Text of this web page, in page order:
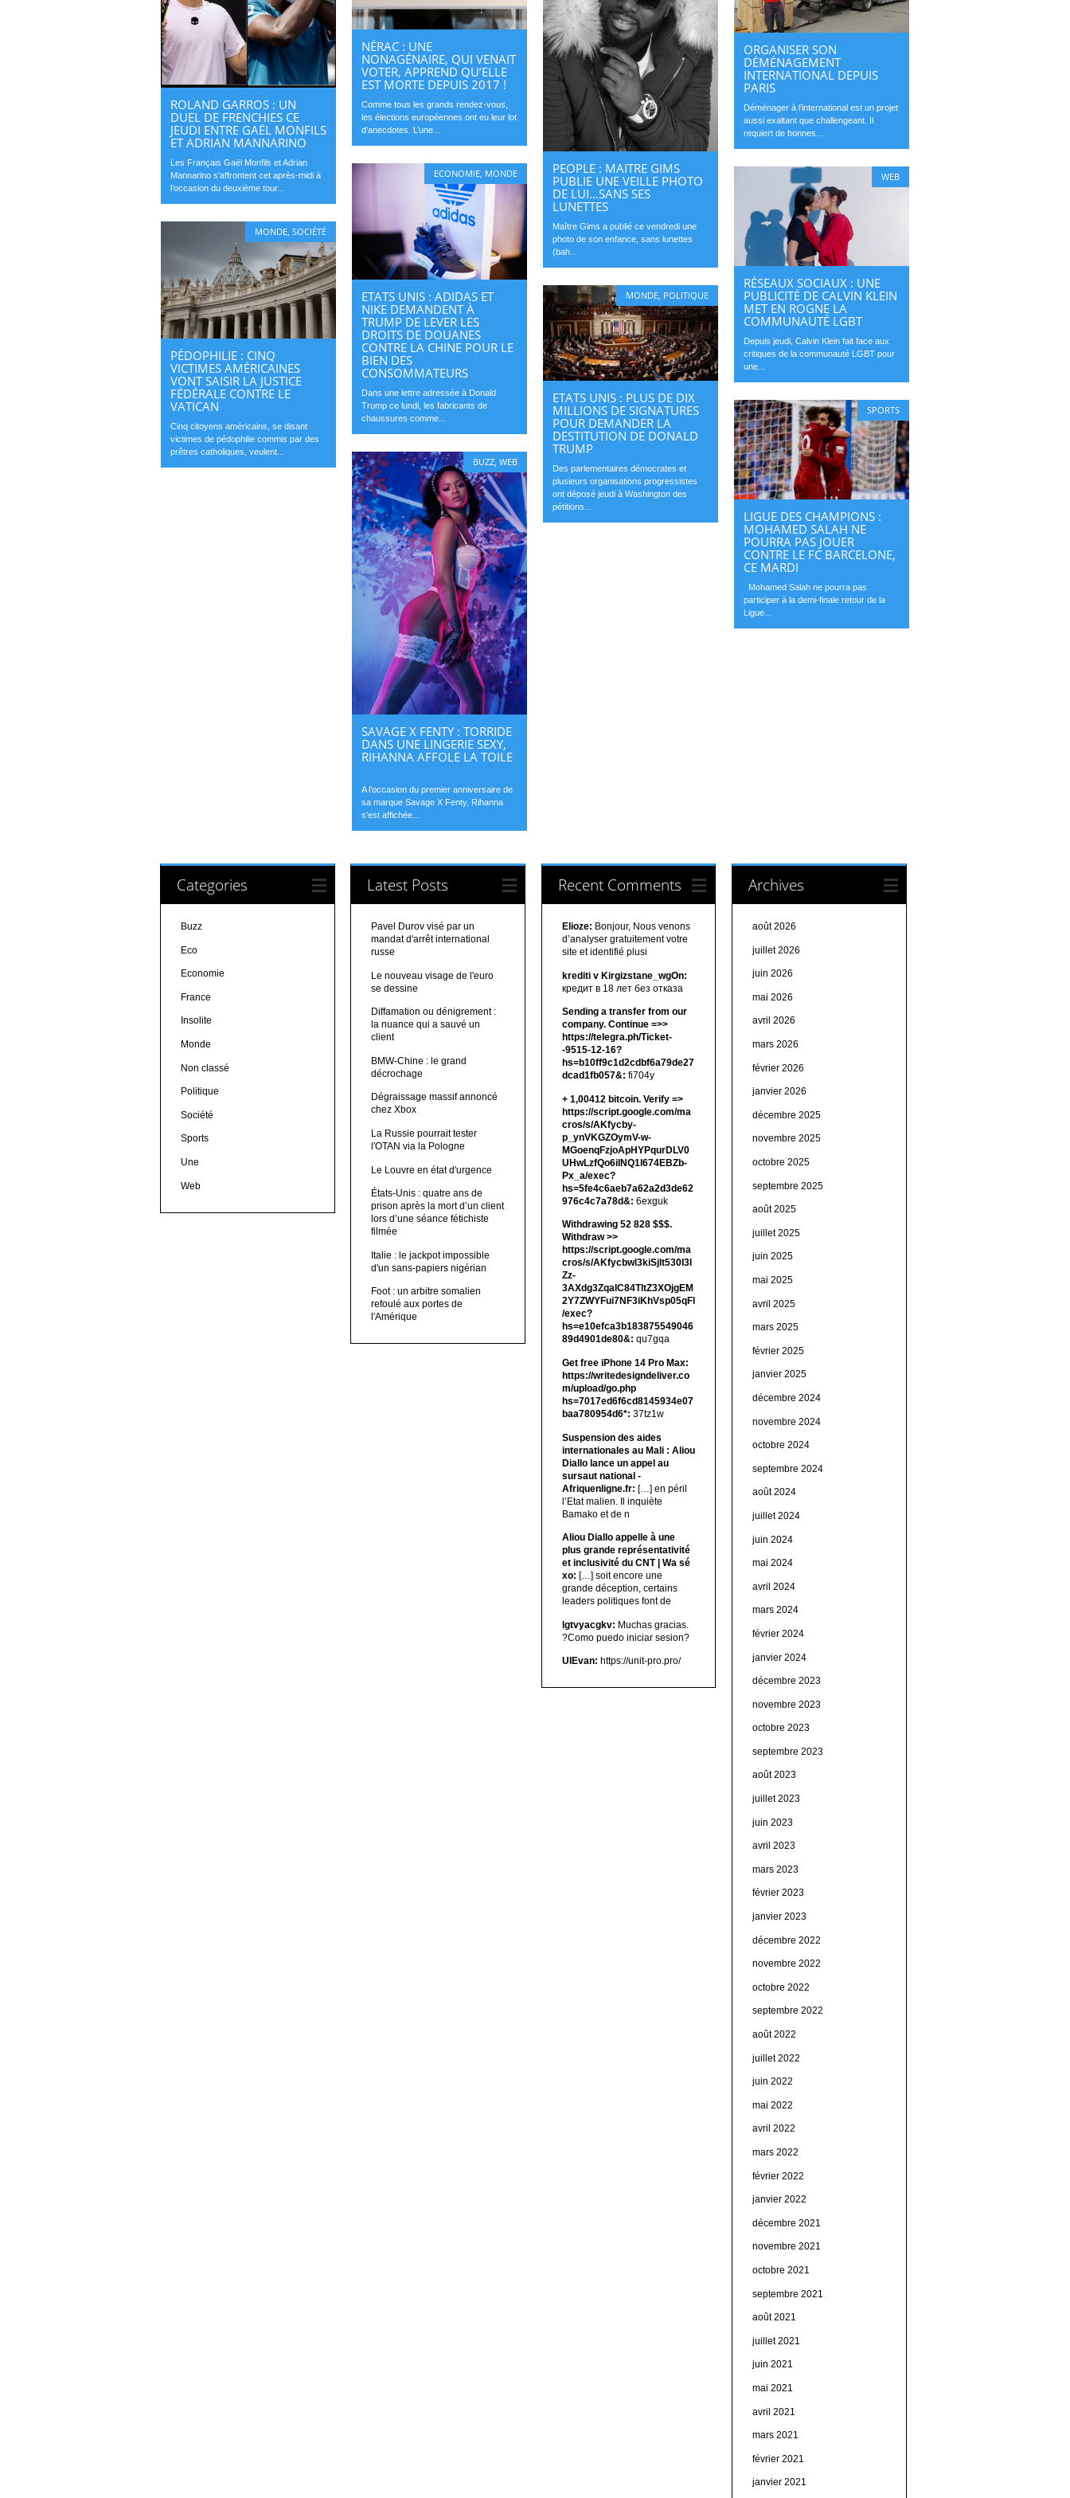
ROLAND GARROS : UN
DUEL DE FRENCHIES CE
JEUDI ENTRE GAËL MONFILS
ET ADRIAN MANNARINO
Les Français Gaël Monfils et Adrian
Mannarino s’affrontent cet après-midi à
l’occasion du deuxième tour...
NÉRAC : UNE
NONAGÉNAIRE, QUI VENAIT
VOTER, APPREND QU’ELLE
EST MORTE DEPUIS 2017 !
Comme tous les grands rendez-vous,
les élections européennes ont eu leur lot
d’anecdotes. L’une...
PEOPLE : MAITRE GIMS
PUBLIE UNE VEILLE PHOTO
DE LUI…SANS SES
LUNETTES
Maître Gims a publié ce vendredi une
photo de son enfance, sans lunettes
(bah...
ORGANISER SON
DÉMÉNAGEMENT
INTERNATIONAL DEPUIS
PARIS
Déménager à l’international est un projet
aussi exaltant que challengeant. Il
requiert de bonnes...
ECONOMIE MONDE
ETATS UNIS : ADIDAS ET
NIKE DEMANDENT À
TRUMP DE LEVER LES
DROITS DE DOUANES
CONTRE LA CHINE POUR LE
BIEN DES
CONSOMMATEURS
Dans une lettre adressée à Donald
Trump ce lundi, les fabricants de
chaussures comme...
WEB
RÉSEAUX SOCIAUX : UNE
PUBLICITÉ DE CALVIN KLEIN
MET EN ROGNE LA
COMMUNAUTÉ LGBT
Depuis jeudi, Calvin Klein fait face aux
critiques de la communauté LGBT pour
une...
MONDE,SOCIÉTÉ
PÉDOPHILIE : CINQ
VICTIMES AMÉRICAINES
VONT SAISIR LA JUSTICE
FÉDÉRALE CONTRE LE
VATICAN
Cinq citoyens américains, se disant
victimes de pédophilie commis par des
prêtres catholiques, veulent...
MONDE, POLITIQUE
ETATS UNIS : PLUS DE DIX
MILLIONS DE SIGNATURES
POUR DEMANDER LA
DESTITUTION DE DONALD
TRUMP
Des parlementaires démocrates et
plusieurs organisations progressistes
ont déposé jeudi à Washington des
pétitions...
SPORTS
LIGUE DES CHAMPIONS :
MOHAMED SALAH NE
POURRA PAS JOUER
CONTRE LE FC BARCELONE,
CE MARDI
Mohamed Salah ne pourra pas
participer à la demi-finale retour de la
Ligue...
BUZZ,WEB
SAVAGE X FENTY : TORRIDE
DANS UNE LINGERIE SEXY,
RIHANNA AFFOLE LA TOILE
A l’occasion du premier anniversaire de
sa marque Savage X Fenty, Rihanna
s’est affichée...
Categories
Buzz
Eco
Economie
France
Insolite
Monde
Non classé
Politique
Société
Sports
Une
Web
Latest Posts
Pavel Durov visé par un
mandat d'arrêt international
russe
Le nouveau visage de l'euro
se dessine
Diffamation ou dénigrement :
la nuance qui a sauvé un
client
BMW-Chine : le grand
décrochage
Dégraissage massif annoncé
chez Xbox
La Russie pourrait tester
l'OTAN via la Pologne
Le Louvre en état d'urgence
États-Unis : quatre ans de
prison après la mort d’un client
lors d’une séance fétichiste
filmée
Italie : le jackpot impossible
d'un sans-papiers nigérian
Foot : un arbitre somalien
refoulé aux portes de
l'Amérique
Recent Comments
Elioze: Bonjour, Nous venons
d’analyser gratuitement votre
site et identifié plusi
krediti v Kirgizstane_wgOn:
кредит в 18 лет без отказа
Sending a transfer from our
company. Continue =>>
https://telegra.ph/Ticket-
-9515-12-16?
hs=b10ff9c1d2cdbf6a79de27
dcad1fb057&: fi704y
+ 1,00412 bitсоin. Verify =>
https://script.google.com/ma
cros/s/AKfycby-
p_ynVKGZOymV-w-
MGoenqFzjoApHYPqurDLV0
UHwLzfQo6ilNQ1l674EBZb-
Px_a/exec?
hs=5fe4c6aeb7a62a2d3de62
976c4c7a78d&: 6exguk
Withdrawing 52 828 $$$.
Withdrаw >>
https://script.google.com/ma
cros/s/AKfycbwl3kiSjlt530I3l
Zz-
3AXdg3ZqalC84TltZ3XOjgEM
2Y7ZWYFui7NF3iKhVsp05qFl
/exec?
hs=e10efca3b183875549046
89d4901de80&: qu7gqa
Get free iPhone 14 Pro Max:
https://writedesigndeliver.co
m/upload/go.php
hs=7017ed6f6cd8145934e07
baa780954d6*: 37tz1w
Suspension des aides
internationales au Mali : Aliou
Diallo lance un appel au
sursaut national -
Afriquenligne.fr: […] en péril
l’Etat malien. Il inquiète
Bamako et de n
Aliou Diallo appelle à une
plus grande représentativité
et inclusivité du CNT | Wa sé
xo: […] soit encore une
grande déception, certains
leaders politiques font de
lgtvyacgkv: Muchas gracias.
?Como puedo iniciar sesion?
UIEvan: https://unit-pro.pro/
Archives
août 2026
juillet 2026
juin 2026
mai 2026
avril 2026
mars 2026
février 2026
janvier 2026
décembre 2025
novembre 2025
octobre 2025
septembre 2025
août 2025
juillet 2025
juin 2025
mai 2025
avril 2025
mars 2025
février 2025
janvier 2025
décembre 2024
novembre 2024
octobre 2024
septembre 2024
août 2024
juillet 2024
juin 2024
mai 2024
avril 2024
mars 2024
février 2024
janvier 2024
décembre 2023
novembre 2023
octobre 2023
septembre 2023
août 2023
juillet 2023
juin 2023
avril 2023
mars 2023
février 2023
janvier 2023
décembre 2022
novembre 2022
octobre 2022
septembre 2022
août 2022
juillet 2022
juin 2022
mai 2022
avril 2022
mars 2022
février 2022
janvier 2022
décembre 2021
novembre 2021
octobre 2021
septembre 2021
août 2021
juillet 2021
juin 2021
mai 2021
avril 2021
mars 2021
février 2021
janvier 2021